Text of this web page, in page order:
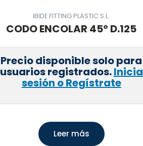
IBIDE FITTING PLASTIC S.L.
CODO ENCOLAR 45º D.125
Precio disponible solo para
usuarios registrados.Inicia
sesión o Regístrate
Leer más